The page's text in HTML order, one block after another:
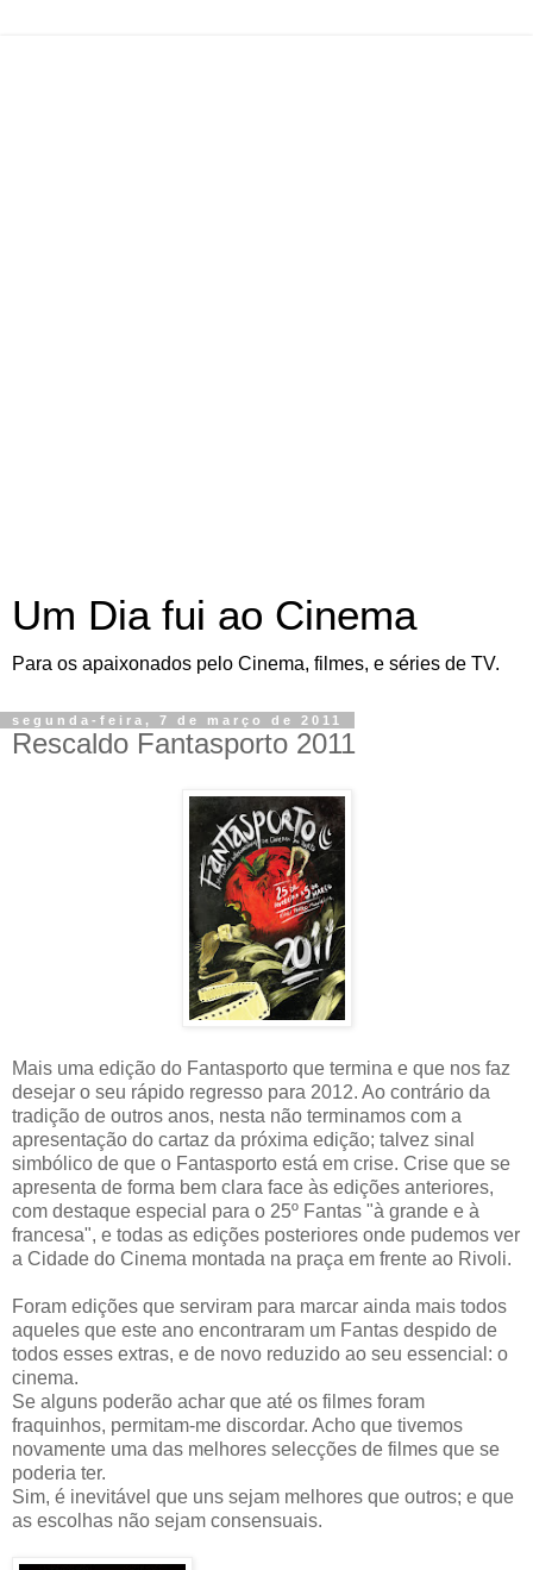
Um Dia fui ao Cinema
Para os apaixonados pelo Cinema, filmes, e séries de TV.
segunda-feira, 7 de março de 2011
Rescaldo Fantasporto 2011
Mais uma edição do Fantasporto que termina e que nos faz
desejar o seu rápido regresso para 2012. Ao contrário da
tradição de outros anos, nesta não terminamos com a
apresentação do cartaz da próxima edição; talvez sinal
simbólico de que o Fantasporto está em crise. Crise que se
apresenta de forma bem clara face às edições anteriores,
com destaque especial para o 25º Fantas "à grande e à
francesa", e todas as edições posteriores onde pudemos ver
a Cidade do Cinema montada na praça em frente ao Rivoli.
Foram edições que serviram para marcar ainda mais todos
aqueles que este ano encontraram um Fantas despido de
todos esses extras, e de novo reduzido ao seu essencial: o
cinema.
Se alguns poderão achar que até os filmes foram
fraquinhos, permitam-me discordar. Acho que tivemos
novamente uma das melhores selecções de filmes que se
poderia ter.
Sim, é inevitável que uns sejam melhores que outros; e que
as escolhas não sejam consensuais.